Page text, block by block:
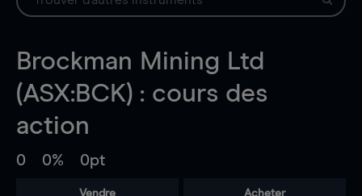
Brockman Mining Ltd
(ASX:BCK) : cours des
action
0 0% 0pt
Vendre Acheter